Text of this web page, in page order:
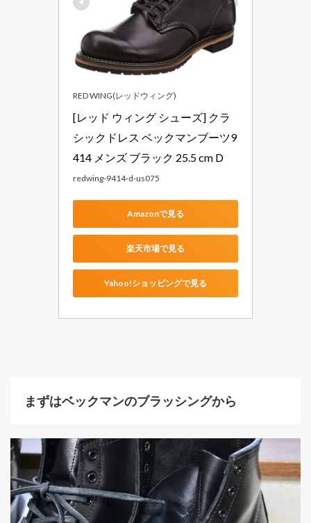
RED WING(レッドウィング)
[レッド ウィング シューズ] クラ
シックドレス ベックマンブーツ9
414 メンズ ブラック 25.5 cm D
redwing-9414-d-us075
Amazonで見る
楽天市場で見る
Yahoo!ショッピングで見る
まずはベックマンのブラッシングから